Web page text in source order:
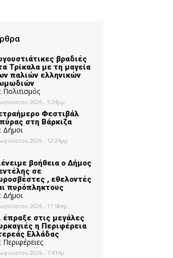
βραδιές
Τρίκαλα με τη μαγεία
παλιών ελληνικών
Πολιτισμός
2026 - 5:24μμ
Φεστιβάλ
στη Βάρκιζα
Δήμοι
2026 - 12:24μμ
βοήθεια ο Δήμος
σε
, εθελοντές
πυρόπληκτους
Δήμοι
2026 - 11:58πμ
έπραξε στις μεγάλες
η Περιφέρεια
Ελλάδας
Περιφέρειες
2026 - 7:41πμ